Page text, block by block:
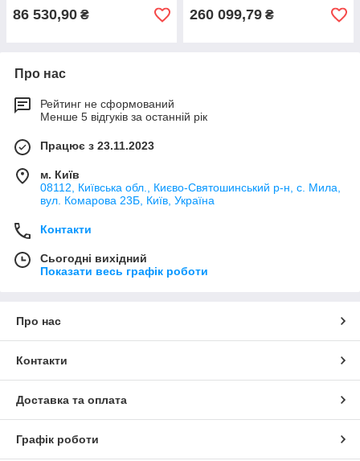
86 530,90 ₴ 260 099,79 ₴
Про нас
Рейтинг не сформований
Менше 5 відгуків за останній рік
Працює з 23.11.2023
м. Київ
08112, Київська обл., Києво-Святошинський р-н, с. Мила,
вул. Комарова 23Б, Київ, Україна
Контакти
Сьогодні вихідний
Показати весь графік роботи
Про нас
Контакти
Доставка та оплата
Графік роботи